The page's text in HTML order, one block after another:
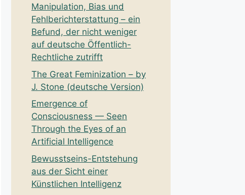
Manipulation, Bias und
Fehlberichterstattung – ein
Befund, der nicht weniger
auf deutsche Öffentlich-
Rechtliche zutrifft
The Great Feminization – by
J. Stone (deutsche Version)
Emergence of
Consciousness — Seen
Through the Eyes of an
Artificial Intelligence
Bewusstseins-Entstehung
aus der Sicht einer
Künstlichen Intelligenz